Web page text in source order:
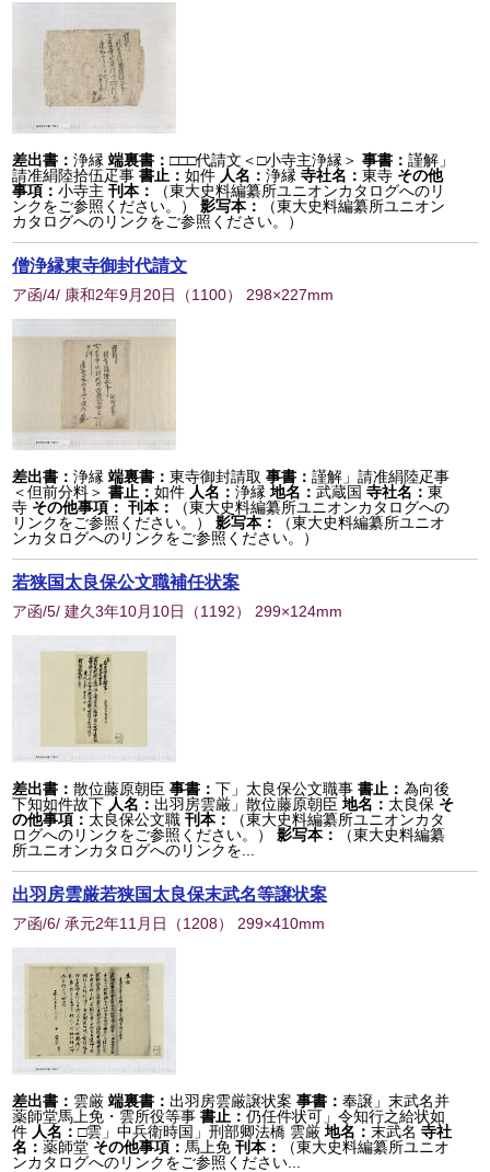
差出書：浄縁 端裏書：□□□代請文＜□小寺主浄縁＞ 事書：謹解」
請准絹陸拾伍疋事書止：如件 人名：浄縁 寺社名：東寺 その他
事項：小寺主刊本：
（東大史料編纂所ユニオンカタログへのリ
ンクをご参照ください。）
影写本：
（東大史料編纂所ユニオン
カタログへのリンクをご参照ください。）
僧浄縁東寺御封代請文
ア函/4/ 康和2年9月20日 （1100） 298×227mm
差出書：浄縁 端裏書：東寺御封請取 事書：謹解」請准絹陸疋事
＜但前分料＞書止：如件 人名：浄縁 地名：武蔵国 寺社名：東
寺 その他事項： 刊本：
（東大史料編纂所ユニオンカタログへの
リンクをご参照ください。）
影写本：
（東大史料編纂所ユニオ
ンカタログへのリンクをご参照ください。）
若狭国太良保公文職補任状案
ア函/5/ 建久3年10月10日 （1192） 299×124mm
差出書：散位藤原朝臣 事書：下」太良保公文職事書止：為向後
下知如件故下 人名：出羽房雲厳」散位藤原朝臣 地名： 太良保 そ
の他事項： 太良保公文職刊本：
（東大史料編纂所ユニオンカタ
ログへのリンクをご参照ください。）
影写本：
（東大史料編纂
所ユニオンカタログへのリンクを...
出羽房雲厳若狭国太良保末武名等譲状案
ア函/6/ 承元2年11月日 （1208） 299×410mm
差出書： 雲厳 端裏書：出羽房雲厳譲状案 事書：奉譲」末武名并
薬師堂馬上免・雲所役等事書止：仍任件状可」令知行之給状如
件 人名：□雲」中兵衛時国」刑部卿法橋 雲厳 地名：末武名 寺社
名：薬師堂 その他事項： 馬上免刊本：
（東大史料編纂所ユニオ
ンカタログへのリンクをご参照ください...